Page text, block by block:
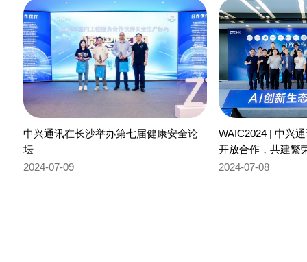
中兴通讯在长沙举办第七届健康安全论
坛
2024-07-09
WAIC2024 | 中兴
开放合作，共建繁
2024-07-08